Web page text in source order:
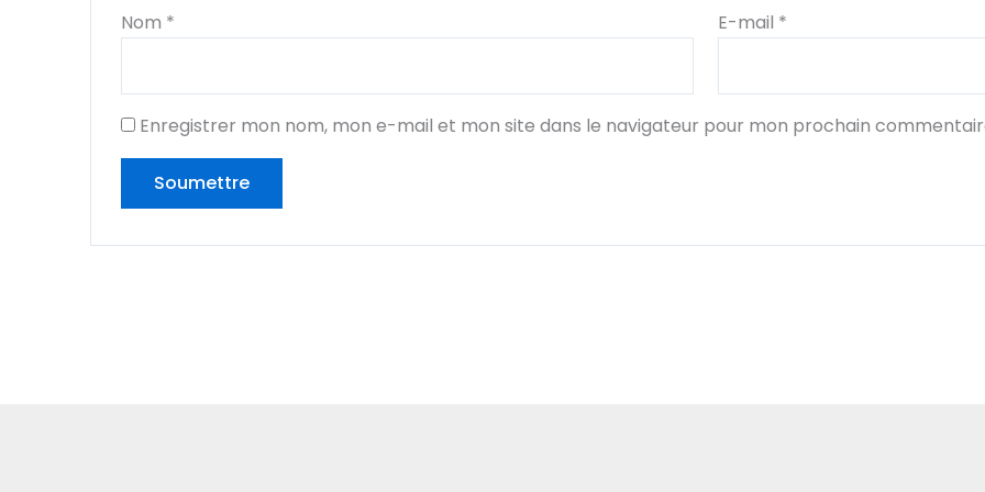
Nom * E-mail *
Enregistrer mon nom, mon e-mail et mon site dans le navigateur pour mon prochain